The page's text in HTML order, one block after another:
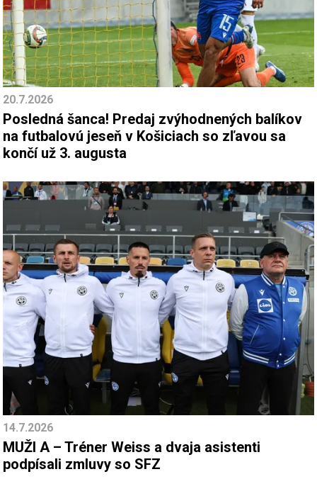
20.7.2026
Posledná šanca! Predaj zvýhodnených balíkov
na futbalovú jeseň v Košiciach so zľavou sa
končí už 3. augusta
14.7.2026
MUŽI A – Tréner Weiss a dvaja asistenti
podpísali zmluvy so SFZ